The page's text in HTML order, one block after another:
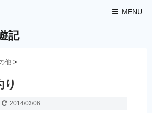
MENU
記
他 >
り
2014/03/06